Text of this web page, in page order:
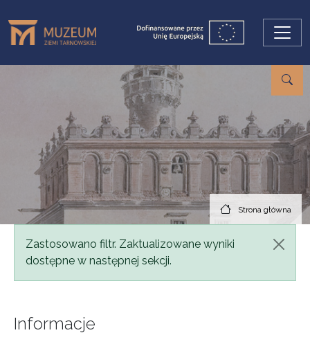
Strona główna
Komunikat
Zastosowano filtr. Zaktualizowane wyniki
dostępne w następnej sekcji.
Informacje